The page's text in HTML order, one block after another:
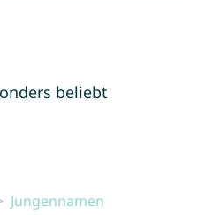
beliebt
Jungennamen